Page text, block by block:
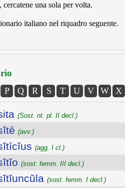
una sola per volta.
italiano nel riquadro seguente.
P Q R S T U V W X
(Sost. nt. pl. II decl.)
(avv.)
(agg. I cl.)
(sost. femm. III decl.)
(sost. femm. I decl.)